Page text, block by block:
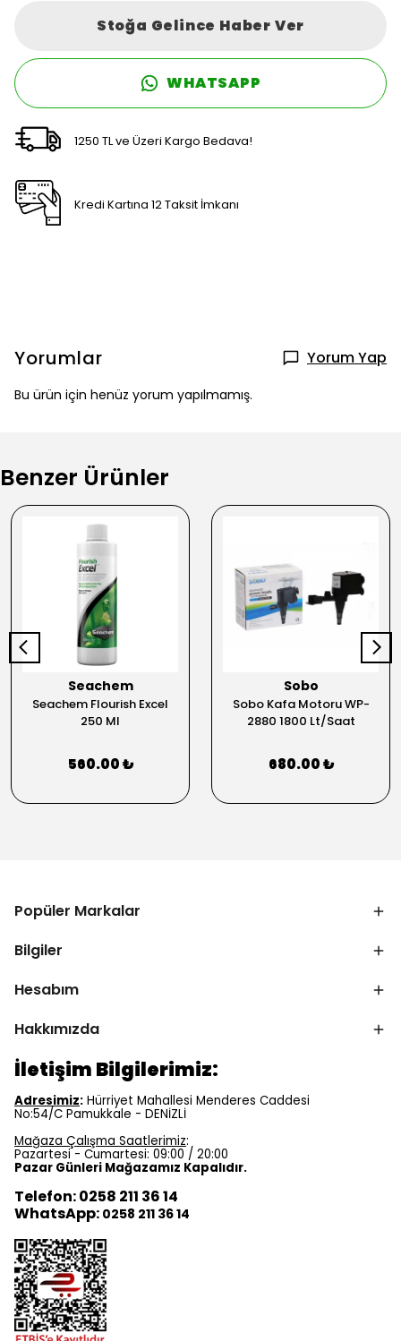
Stoğa Gelince Haber Ver
WHATSAPP
1250 TL ve Üzeri Kargo Bedava!
Kredi Kartına 12 Taksit İmkanı
Yorumlar Yorum Yap
Bu ürün için henüz yorum yapılmamış.
Benzer Ürünler
Seachem
Seachem Flourish Excel
250 Ml
560.00 ₺
Sobo
Sobo Kafa Motoru WP-
2880 1800 Lt/Saat
680.00 ₺
Popüler Markalar
Bilgiler
Hesabım
Hakkımızda
İletişim Bilgilerimiz:
Adresimiz: Hürriyet Mahallesi Menderes Caddesi
No:54/C Pamukkale - DENİZLİ
Mağaza Çalışma Saatlerimiz:
Pazartesi - Cumartesi: 09:00 / 20:00
Pazar Günleri Mağazamız Kapalıdır.
Telefon: 0258 211 36 14
WhatsApp: 0258 211 36 14